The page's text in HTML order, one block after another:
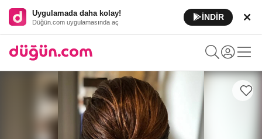
Uygulamada daha kolay!
Düğün.com uygulamasında aç
İNDİR